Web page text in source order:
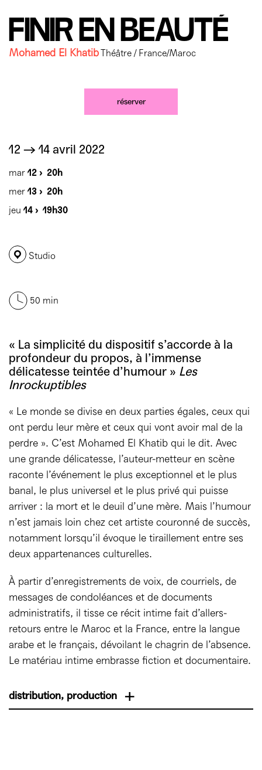
Équipe du TXR & contacts
Accessibilité
Comment ça marche ?
Déposer un projet
04 72 07 49 49
FINIR EN BEAUTÉ
Mohamed El KhatibThéâtre / France/Maroc
réserver
12 → 14 avril 2022
mar 12 › 20h
mer 13 › 20h
jeu 14 › 19h30
Studio
50 min
« La simplicité du dispositif s’accorde à la
profondeur du propos, à l’immense
délicatesse teintée d’humour » Les
Inrockuptibles
« Le monde se divise en deux parties égales, ceux qui
ont perdu leur mère et ceux qui vont avoir mal de la
perdre ». C’est Mohamed El Khatib qui le dit. Avec
une grande délicatesse, l’auteur-metteur en scène
raconte l’événement le plus exceptionnel et le plus
banal, le plus universel et le plus privé qui puisse
arriver : la mort et le deuil d’une mère. Mais l’humour
n’est jamais loin chez cet artiste couronné de succès,
notamment lorsqu’il évoque le tiraillement entre ses
deux appartenances culturelles.
À partir d’enregistrements de voix, de courriels, de
messages de condoléances et de documents
administratifs, il tisse ce récit intime fait d’allers-
retours entre le Maroc et la France, entre la langue
arabe et le français, dévoilant le chagrin de l’absence.
Le matériau intime embrasse fiction et documentaire.
distribution, production